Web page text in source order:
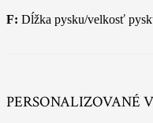
F: Dĺžka pysku/velkosť
PERSONALIZOVANÉ